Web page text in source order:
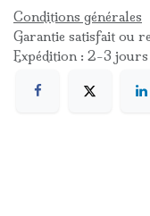
Conditions générales
Garantie satisfait ou
Expédition : 2-3